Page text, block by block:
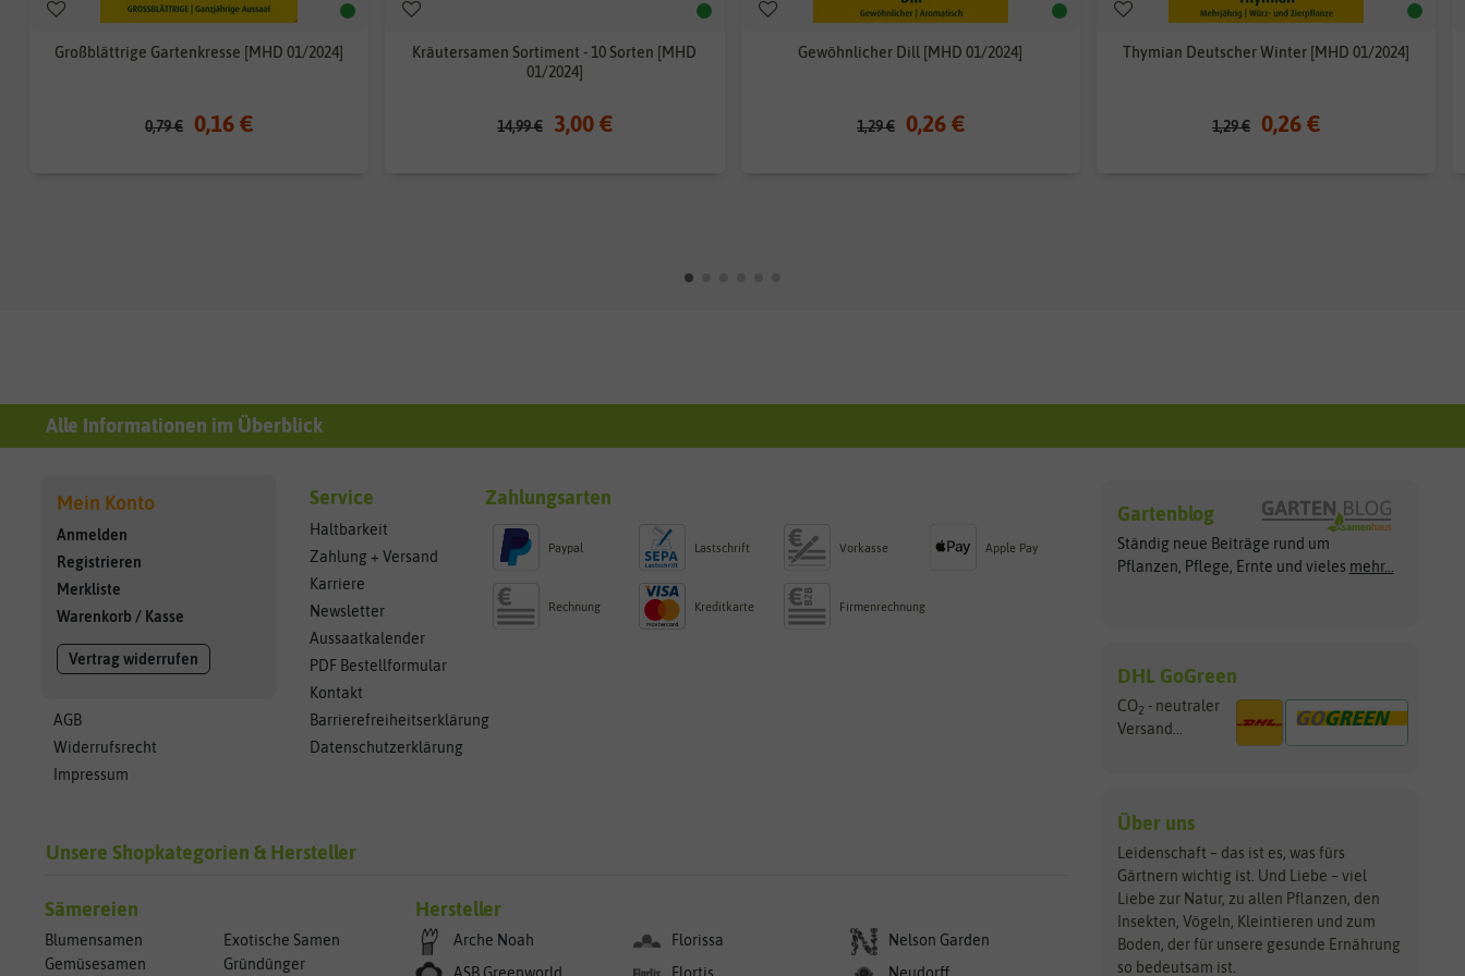
Großblättrige Gartenkresse [MHD 01/2024]
0,79 € 0,16 €
Kräutersamen Sortiment - 10 Sorten [MHD
01/2024]
14,99 € 3,00 €
Gewöhnlicher Dill [MHD 01/2024]
1,29 € 0,26 €
Thymian Deutscher Winter [MHD 01/2024]
1,29 € 0,26 €
Alle Informationen im Überblick
Mein Konto
Anmelden
Registrieren
Merkliste
Warenkorb / Kasse
Vertrag widerrufen
AGB
Widerrufsrecht
Impressum
Service
Haltbarkeit
Zahlung + Versand
Karriere
Newsletter
Aussaatkalender
PDF Bestellformular
Kontakt
Barrierefreiheitserklärung
Datenschutzerklärung
Zahlungsarten
Paypal Lastschrift Vorkasse Apple Pay
Rechnung Kreditkarte Firmenrechnung
Unsere Shopkategorien & Hersteller
Sämereien
Blumensamen
Exotische Samen
Gemüsesamen
Gründünger
Hersteller
Arche Noah
Florissa
Nelson Garden
Gartenblog
Ständig neue Beiträge rund um
Pflanzen, Pflege, Ernte und vieles mehr...
DHL GoGreen
CO2 - neutraler
Versand...
Über uns
Leidenschaft – das ist es, was fürs
Gärtnern wichtig ist. Und Liebe – viel
Liebe zur Natur, zu allen Pflanzen, den
Insekten, Vögeln, Kleintieren und zum
Boden, der für unsere gesunde Ernährung
so bedeutsam ist.